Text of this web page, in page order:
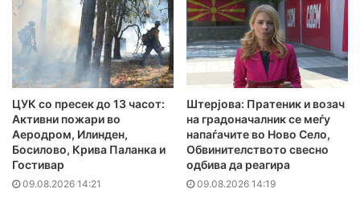
ЦУК со пресек до 13 часот:
Активни пожари во
Аеродром, Илинден,
Босилово, Крива Паланка и
Гостивар
09.08.2026 14:21
Штерјова: Пратеник и возач
на градоначалник се меѓу
напаѓачите во Ново Село,
Обвинителството свесно
одбива да реагира
09.08.2026 14:19